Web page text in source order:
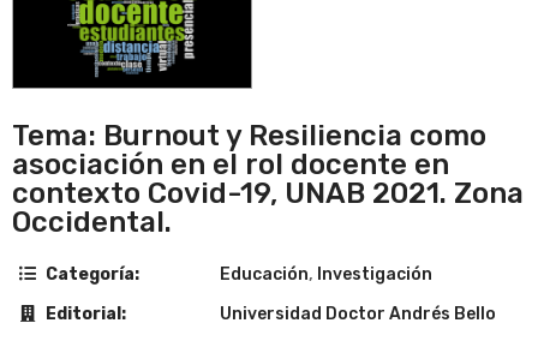
Tema: Burnout y Resiliencia como
asociación en el rol docente en
contexto Covid-19, UNAB 2021. Zona
Occidental.
Categoría: Educación, Investigación
Editorial:
Universidad Doctor Andrés Bello